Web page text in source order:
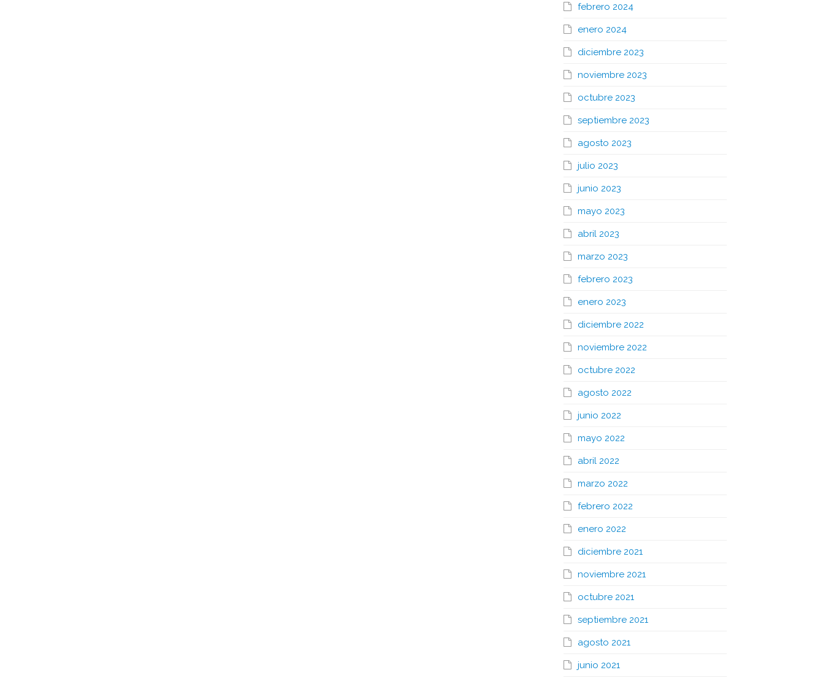
febrero 2024
enero 2024
diciembre 2023
noviembre 2023
octubre 2023
septiembre 2023
agosto 2023
julio 2023
junio 2023
mayo 2023
abril 2023
marzo 2023
febrero 2023
enero 2023
diciembre 2022
noviembre 2022
octubre 2022
agosto 2022
junio 2022
mayo 2022
abril 2022
marzo 2022
febrero 2022
enero 2022
diciembre 2021
noviembre 2021
octubre 2021
septiembre 2021
agosto 2021
junio 2021